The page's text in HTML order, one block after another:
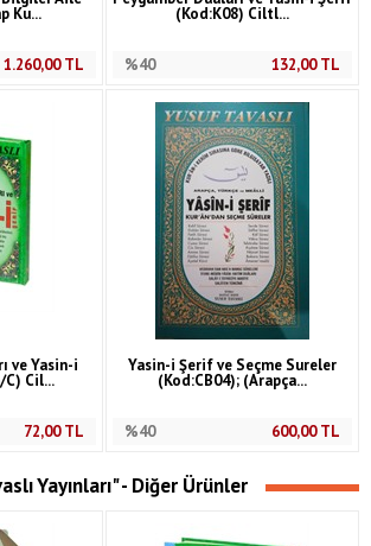
Ku...
1.260,00TL
(Kod:K08) Ciltl...
%40 132,00TL
ve Yasin-i
Cil...
72,00TL
Yasin-i Şerif ve Seçme Sureler
(Kod:CB04); (Arapça...
%40 600,00TL
Yayınları" - Diğer Ürünler